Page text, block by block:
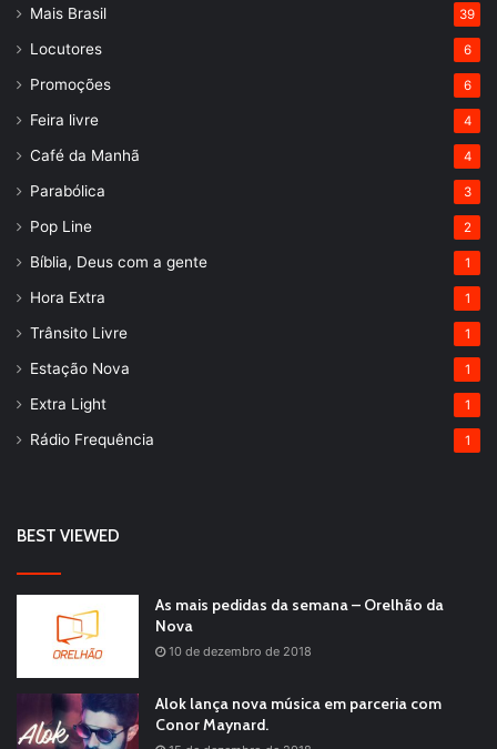
Mais Brasil 39
Locutores 6
Promoções 6
Feira livre 4
Café da Manhã 4
Parabólica 3
Pop Line 2
Bíblia, Deus com a gente 1
Hora Extra 1
Trânsito Livre 1
Estação Nova 1
Extra Light 1
Rádio Frequência 1
BEST VIEWED
As mais pedidas da semana – Orelhão da
Nova
10 de dezembro de 2018
Alok lança nova música em parceria com
Conor Maynard.